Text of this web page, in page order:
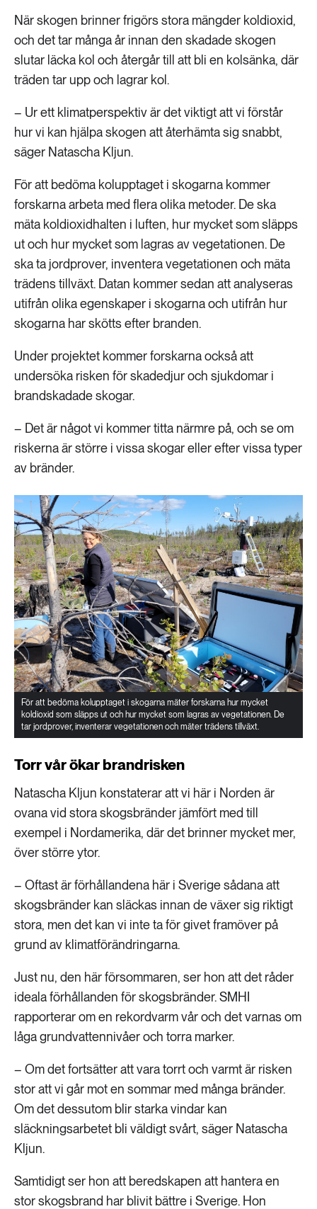
När skogen brinner frigörs stora mängder koldioxid,
och det tar många år innan den skadade skogen
slutar läcka kol och återgår till att bli en kolsänka, där
träden tar upp och lagrar kol.
– Ur ett klimatperspektiv är det viktigt att vi förstår
hur vi kan hjälpa skogen att återhämta sig snabbt,
säger Natascha Kljun.
För att bedöma kolupptaget i skogarna kommer
forskarna arbeta med flera olika metoder. De ska
mäta koldioxidhalten i luften, hur mycket som släpps
ut och hur mycket som lagras av vegetationen. De
ska ta jordprover, inventera vegetationen och mäta
trädens tillväxt. Datan kommer sedan att analyseras
utifrån olika egenskaper i skogarna och utifrån hur
skogarna har skötts efter branden.
Under projektet kommer forskarna också att
undersöka risken för skadedjur och sjukdomar i
brandskadade skogar.
– Det är något vi kommer titta närmre på, och se om
riskerna är större i vissa skogar eller efter vissa typer
av bränder.
För att bedöma kolupptaget i skogarna mäter forskarna hur mycket
koldioxid som släpps ut och hur mycket som lagras av vegetationen. De
tar jordprover, inventerar vegetationen och mäter trädens tillväxt.
Torr vår ökar brandrisken
Natascha Kljun konstaterar att vi här i Norden är
ovana vid stora skogsbränder jämfört med till
exempel i Nordamerika, där det brinner mycket mer,
över större ytor.
– Oftast är förhållandena här i Sverige sådana att
skogsbränder kan släckas innan de växer sig riktigt
stora, men det kan vi inte ta för givet framöver på
grund av klimatförändringarna.
Just nu, den här försommaren, ser hon att det råder
ideala förhållanden för skogsbränder. SMHI
rapporterar om en rekordvarm vår och det varnas om
låga grundvattennivåer och torra marker.
– Om det fortsätter att vara torrt och varmt är risken
stor att vi går mot en sommar med många bränder.
Om det dessutom blir starka vindar kan
släckningsarbetet bli väldigt svårt, säger Natascha
Kljun.
Samtidigt ser hon att beredskapen att hantera en
stor skogsbrand har blivit bättre i Sverige. Hon